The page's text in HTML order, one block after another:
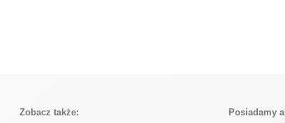
Zobacz także: Posiadamy